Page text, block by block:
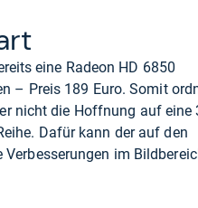
eine Radeon HD 6850
– Preis 189 Euro. Somit
nicht die Hoffnung auf eine
Dafür kann der auf den
im